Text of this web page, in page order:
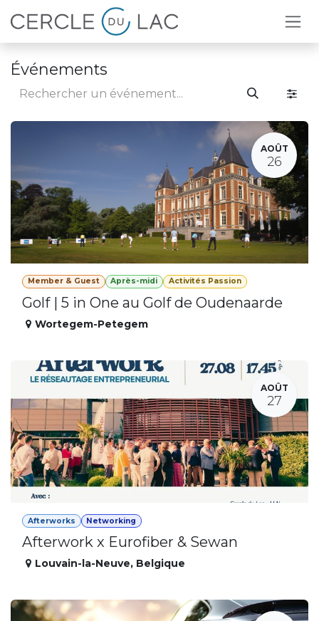
Se rendre au contenu
Événements
AOÛT
26
Member & Guest Après-midi Activités Passion
Golf | 5 in One au Golf de Oudenaarde
Wortegem-Petegem
AOÛT
27
Afterworks Networking
Afterwork x Eurofiber & Sewan
Louvain-la-Neuve, Belgique